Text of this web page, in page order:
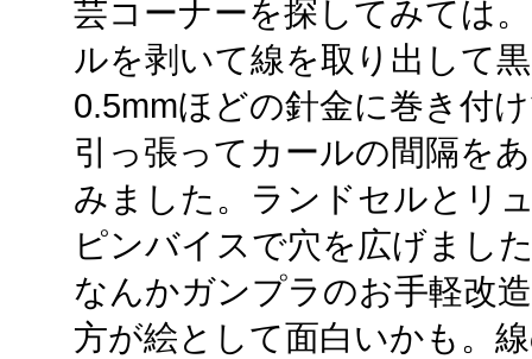
芸コーナーを探してみては
ルを剥いて線を取り出して
0.5mmほどの針金に巻き付
引っ張ってカールの間隔を
みました。ランドセルとリ
ピンバイスで穴を広げまし
なんかガンプラのお手軽改
方が絵として面白いかも。